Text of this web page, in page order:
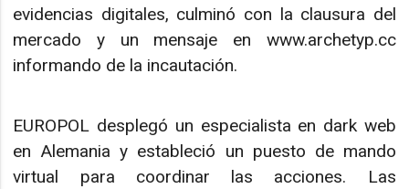
evidencias digitales, culminó con la clausura del
mercado y un mensaje en www.archetyp.cc
informando de la incautación.
EUROPOL desplegó un especialista en dark web
en Alemania y estableció un puesto de mando
virtual para coordinar las acciones. Las